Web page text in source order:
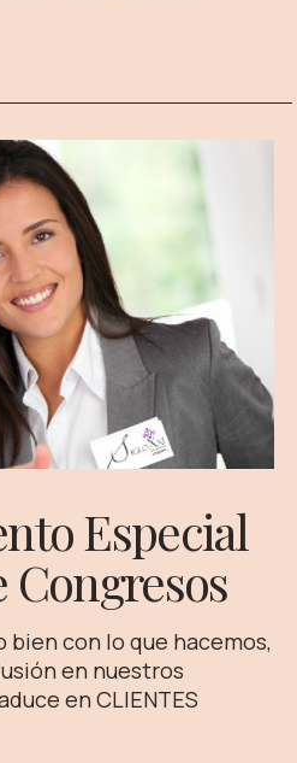
Especial
Congresos
bien con lo que hacemos,
en nuestros
en CLIENTES